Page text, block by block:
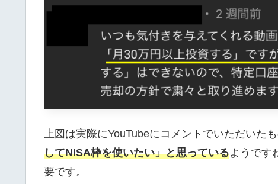
上図は実際にYouTubeにコメントでいただいた
してNISA枠を使いたい」と思っているようです
要です。